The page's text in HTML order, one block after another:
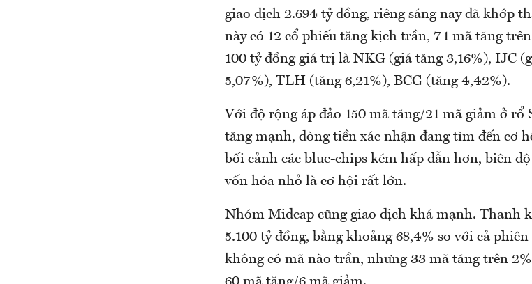
giao dịch 2.694 tỷ đồng, riêng sáng nay đã khớp
này có 12 cổ phiếu tăng kịch trần, 71 mã tăng
100 tỷ đồng giá trị là NKG (giá tăng 3,16%), IJC
5,07%), TLH (tăng 6,21%), BCG (tăng 4,42%).
Với độ rộng áp đảo 150 mã tăng/21 mã giảm ở
tăng mạnh, dòng tiền xác nhận đang tìm đến cơ
bối cảnh các blue-chips kém hấp dẫn hơn, biên
vốn hóa nhỏ là cơ hội rất lớn.
Nhóm Midcap cũng giao dịch khá mạnh. Thanh
5.100 tỷ đồng, bằng khoảng 68,4% so với cả
không có mã nào trần, nhưng 33 mã tăng trên